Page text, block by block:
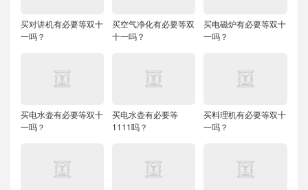
买对讲机有必要等双十
一吗？
买空气净化有必要等双
十一吗？
买电磁炉有必要等双十
一吗？
买电水壶有必要等双十
一吗？
买电水壶有必要等
1111吗？
买料理机有必要等双十
一吗？